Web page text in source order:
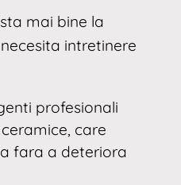
mai bine la
intretinere
profesionali
care
fara a deteriora